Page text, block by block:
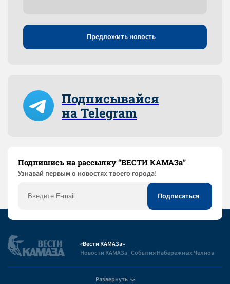
Предложить новость
Подписывайся
на Telegram
Подпишись на рассылку “ВЕСТИ КАМАЗа”
Узнaвай первым о новостях твоего города!
«Вести КАМАЗа»
Новости КАМАЗа | События Набережных Челнов
Развернуть